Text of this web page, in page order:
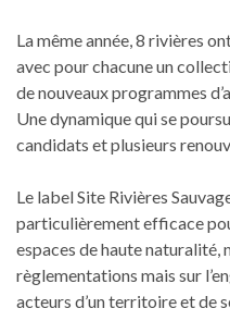
La même année, 8 rivières
avec pour chacune un
de nouveaux programmes
Une dynamique qui se
candidats et plusieurs
Le label Site Rivières
particulièrement efficace
espaces de haute naturalité,
règlementations mais sur
acteurs d’un territoire et de